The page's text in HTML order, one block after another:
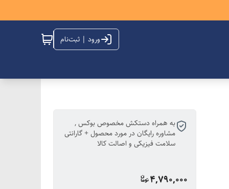
ورود | ثبت‌نام
به همراه دستکش مخصوص بوکس ,
مشاوره رایگان در مورد محصول + گارانتی
سلامت فیزیکی و اصالت کالا
4,790,000